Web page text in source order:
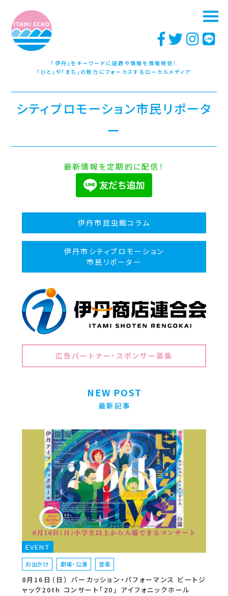
「伊丹」をキーワードに話題や情報を情報発信！
「ひと」や「まち」の魅力にフォーカスするローカルメディア
シティプロモーション市民リポータ
ー
最新情報を定期的に配信！
伊丹市昆虫館コラム
伊丹市シティプロモーション
市民リポーター
広告パートナー・スポンサー募集
NEW POST
最新記事
EVENT
お出かけ 劇場・公演 音楽
8月16日（日） パーカッション・パフォーマンス ビートジ
ャック20th コンサート「20」 アイフォニックホール